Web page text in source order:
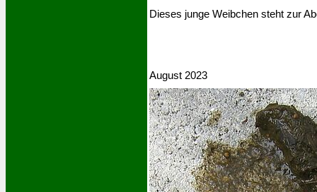
Dieses junge Weibchen steht zur
August 2023